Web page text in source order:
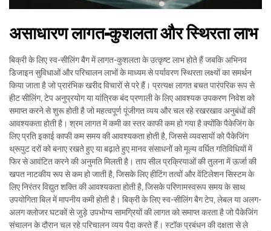
असाधारण लागत-कुशलता और स्थिरता लाभ
बिक्री के लिए स्व-सीलिंग बैग में लागत-कुशलता के उत्कृष्ट लाभ होते हैं जबकि अभिनव
डिजाइन सुविधाओं और परिचालन लाभों के माध्यम से पर्यावरण स्थिरता लक्ष्यों का समर्थन
किया जाता है जो प्रारंभिक खरीद विचारों से परे हैं। प्रत्यक्ष लागत बचत पारंपरिक रूप से
हीट सीलिंग, टेप अनुप्रयोग या यांत्रिक बंद प्रणाली के लिए आवश्यक उपकरण निवेश को
समाप्त करने से शुरू होती है जो महत्वपूर्ण पूंजीगत व्यय और चल रहे रखरखाव अनुबंधों की
आवश्यकता होती है। श्रम लागत में कमी का स्तर काफी कम हो गया है क्योंकि पैकेजिंग के
लिए प्रति इकाई काफी कम समय की आवश्यकता होती है, जिससे व्यवसायों को पैकेजिंग
थ्रूपुट दरों को बनाए रखते हुए या बढ़ाते हुए मानव संसाधनों को मूल्य वर्धित गतिविधियों में
फिर से आवंटित करने की अनुमति मिलती है। ताप सील प्रक्रियाओं की तुलना में ऊर्जा की
खपत नाटकीय रूप से कम हो जाती है, जिसके लिए हीटिंग तत्वों और वेंटिलेशन सिस्टम के
लिए निरंतर विद्युत शक्ति की आवश्यकता होती है, जिसके परिणामस्वरूप समय के साथ
उपयोगिता बिल में मापनीय कमी होती है। बिक्री के लिए स्व-सीलिंग बैग टेप, लेबल या अलग-
अलग क्लोजर घटकों से जुड़े उपभोग्य सामग्रियों की लागत को समाप्त करता है जो पैकेजिंग
संचालन के दौरान चल रहे परिचालन व्यय पैदा करते हैं। स्टॉक प्रबंधन की दक्षता से ले